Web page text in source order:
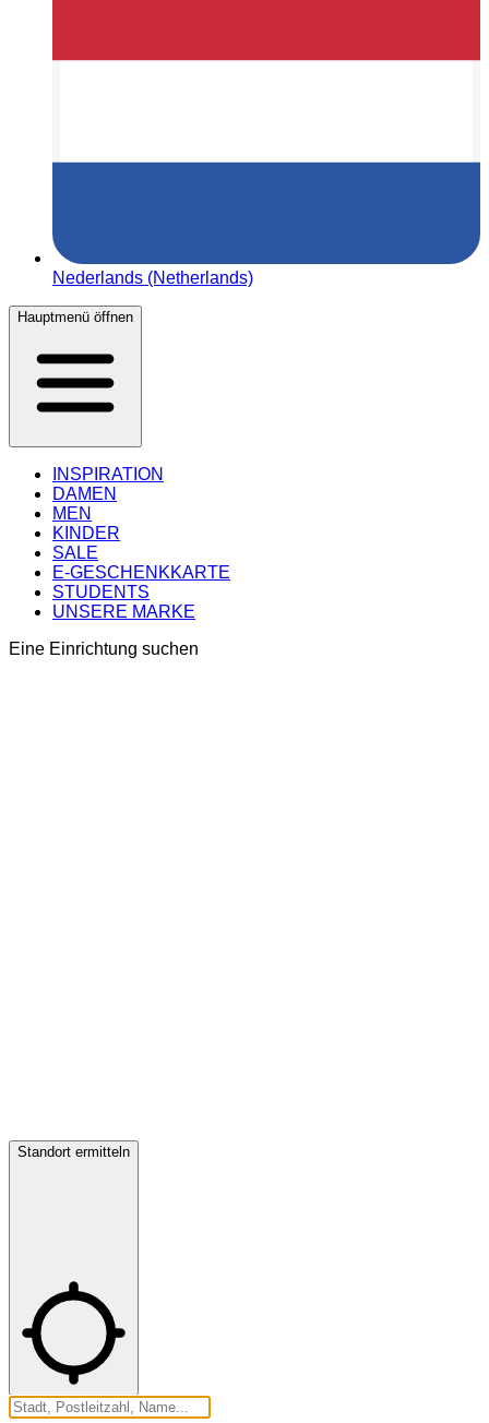
Nederlands (Netherlands)
Hauptmenü öffnen
INSPIRATION
DAMEN
MEN
KINDER
SALE
E-GESCHENKKARTE
STUDENTS
UNSERE MARKE
Eine Einrichtung suchen
Standort ermitteln